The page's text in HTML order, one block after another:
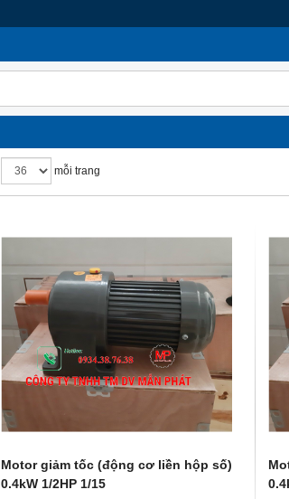
mỗi trang
Motor giảm tốc (động cơ liền hộp số)
0.4kW 1/2HP 1/15